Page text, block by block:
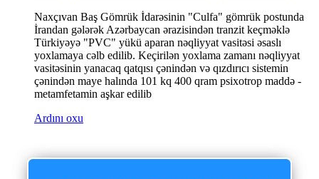
Naxçıvan Baş Gömrük İdarəsinin "Culfa" gömrük postunda
İrandan gələrək Azərbaycan ərazisindən tranzit keçməklə
Türkiyəyə "PVC" yükü aparan nəqliyyat vasitəsi əsaslı
yoxlamaya cəlb edilib. Keçirilən yoxlama zamanı nəqliyyat
vasitəsinin yanacaq qatqısı çənindən və qızdırıcı sistemin
çənindən maye halında 101 kq 400 qram psixotrop maddə -
metamfetamin aşkar edilib
Ardını oxu